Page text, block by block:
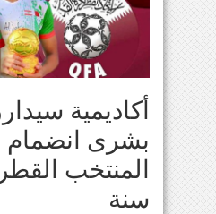
أكاديمية
بشرى انضمام
سنة